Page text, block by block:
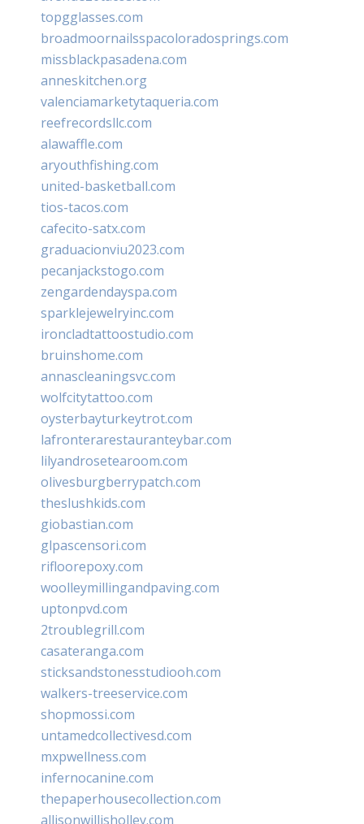
topgglasses.com
broadmoornailsspacoloradosprings.com
missblackpasadena.com
anneskitchen.org
valenciamarketytaqueria.com
reefrecordsllc.com
alawaffle.com
aryouthfishing.com
united-basketball.com
tios-tacos.com
cafecito-satx.com
graduacionviu2023.com
pecanjackstogo.com
zengardendayspa.com
sparklejewelryinc.com
ironcladtattoostudio.com
bruinshome.com
annascleaningsvc.com
wolfcitytattoo.com
oysterbayturkeytrot.com
lafronterarestauranteybar.com
lilyandrosetearoom.com
olivesburgberrypatch.com
theslushkids.com
giobastian.com
glpascensori.com
rifloorepoxy.com
woolleymillingandpaving.com
uptonpvd.com
2troublegrill.com
casateranga.com
sticksandstonesstudiooh.com
walkers-treeservice.com
shopmossi.com
untamedcollectivesd.com
mxpwellness.com
infernocanine.com
thepaperhousecollection.com
allisonwillisholley.com